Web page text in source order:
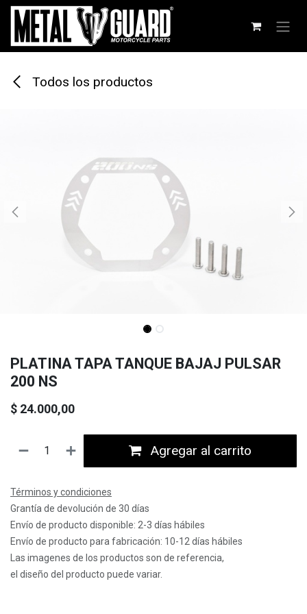
Ir al contenido
Todos los productos
PLATINA TAPA TANQUE BAJAJ PULSAR
200 NS
$ 24.000,00
Agregar al carrito
Términos y condiciones
Grantía de devolución de 30 días
Envío de producto disponible: 2-3 días hábiles
Envío de producto para fabricación: 10-12 días hábiles
Las imagenes de los productos son de referencia,
el diseño del producto puede variar.